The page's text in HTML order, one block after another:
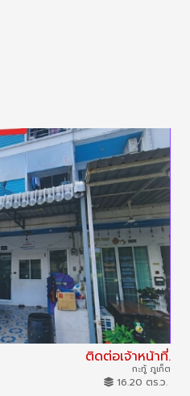
ติดต่อเจ้าหน้าที่.
กะทู้ ภูเก็ต
16.20 ตร.ว.